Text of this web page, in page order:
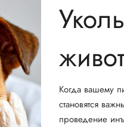
Когда вашему
становятся
проведение